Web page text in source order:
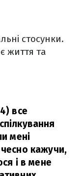
стосунки.
життя та
все
мені
кажучи,
і в мене